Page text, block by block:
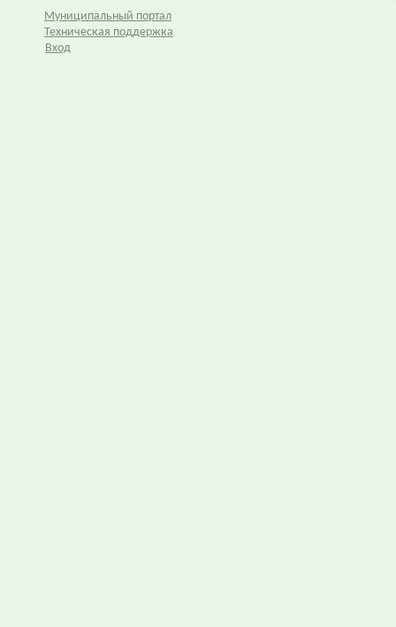
Муниципальный портал
Техническая поддержка
Вход